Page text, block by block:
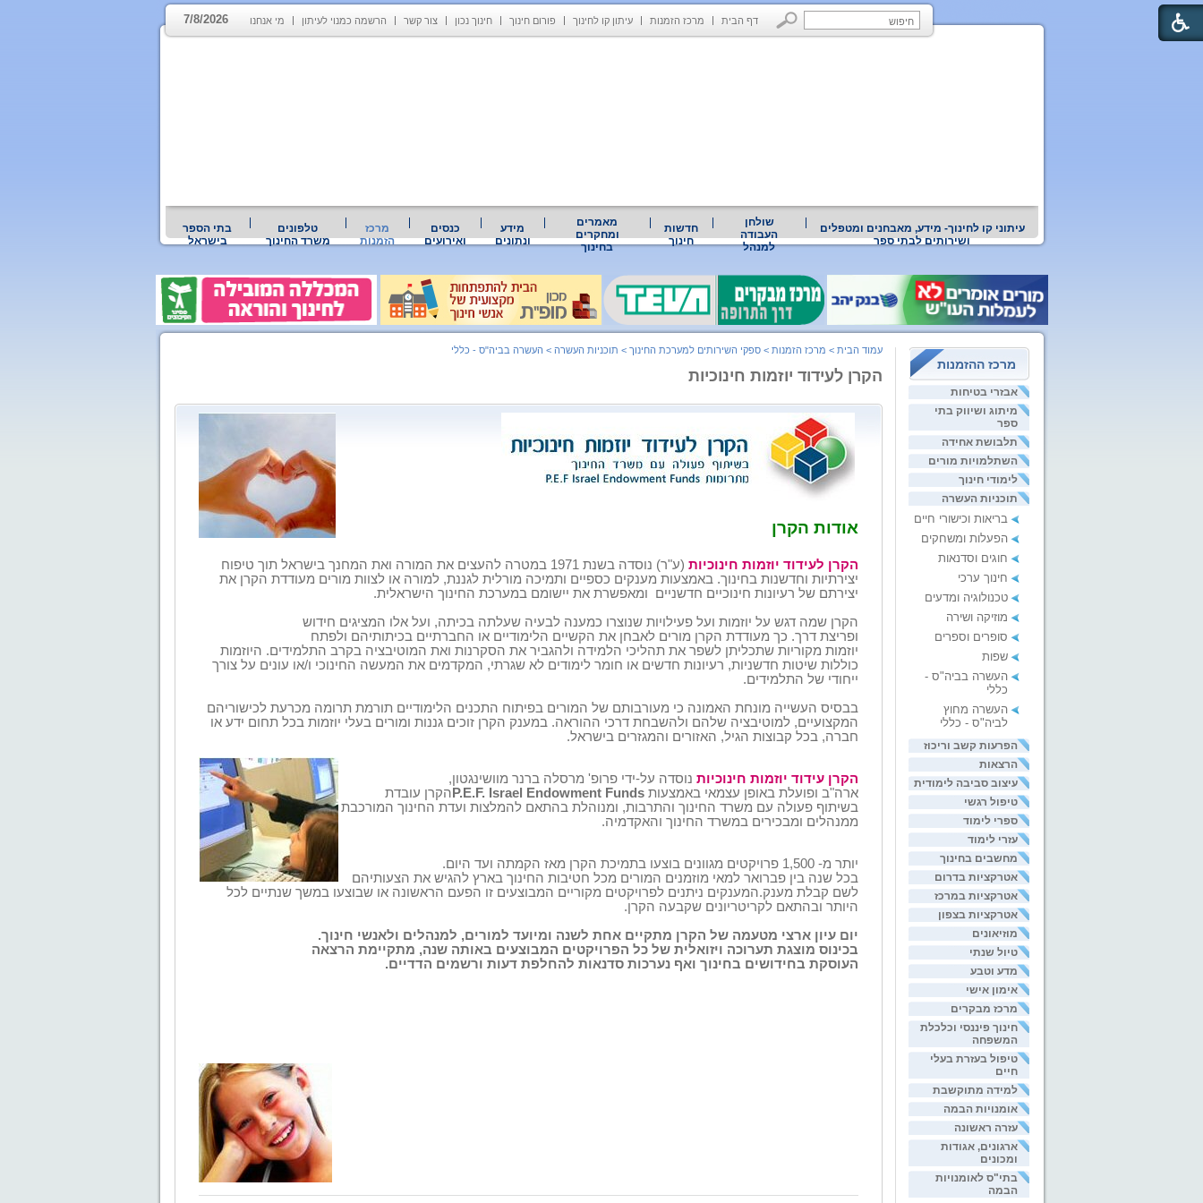
דף הבית מרכז הזמנות עיתון קו לחינוך פורום חינוך חינוך נכון צור קשר הרשמה כמנוי לעיתון מי אנחנו 7/8/2026
עיתוני קו לחינוך- מידע, מאבחנים ומטפלים
ושירותים לבתי ספר
שולחן
העבודה
למנהל
חדשות
חינוך
מאמרים
ומחקרים
בחינוך
מידע
ונתונים
כנסים
ואירועים
מרכז
הזמנות
טלפונים
משרד החינוך
בתי הספר
בישראל
מרכז ההזמנות
אבזרי בטיחות
מיתוג ושיווק בתי
ספר
תלבושת אחידה
השתלמויות מורים
לימודי חינוך
תוכניות העשרה
בריאות וכישורי חיים
הפעלות ומשחקים
חוגים וסדנאות
חינוך ערכי
טכנולוגיה ומדעים
מוזיקה ושירה
סופרים וספרים
שפות
העשרה בביה"ס -
כללי
העשרה מחוץ
לביה"ס - כללי
הפרעות קשב וריכוז
הרצאות
עיצוב סביבה לימודית
טיפול רגשי
ספרי לימוד
עזרי לימוד
מחשבים בחינוך
אטרקציות בדרום
אטרקציות במרכז
אטרקציות בצפון
מוזיאונים
טיול שנתי
מדע וטבע
אימון אישי
מרכז מבקרים
חינוך פיננסי וכלכלת
המשפחה
טיפול בעזרת בעלי
חיים
למידה מתוקשבת
אומנויות הבמה
עזרה ראשונה
ארגונים, אגודות
ומכונים
בתי"ס לאומנויות
הבמה
עמוד הבית > מרכז הזמנות > ספקי השירותים למערכת החינוך > תוכניות העשרה > העשרה בביה"ס - כללי
הקרן לעידוד יוזמות חינוכיות
אודות הקרן
הקרן לעידוד יוזמות חינוכיות (ע"ר) נוסדה בשנת 1971 במטרה להעצים את המורה ואת המחנך בישראל תוך טיפוח
יצירתיות וחדשנות בחינוך. באמצעות מענקים כספיים ותמיכה מורלית לגננת,למורה או לצוות מורים מעודדת הקרן את
יצירתם של רעיונות חינוכיים חדשניים ומאפשרת את יישומם במערכת החינוך הישראלית.
הקרן שמה דגש על יוזמות ועל פעילויות שנוצרו כמענה לבעיה שעלתה בכיתה, ועל אלו המציגים חידוש
ופריצת דרך. כך מעודדת הקרן מורים לאבחן את הקשיים הלימודיים או החברתיים בכיתותיהם ולפתח
יוזמות מקוריות שתכליתן לשפר את תהליכי הלמידה ולהגביראת הסקרנות ואת המוטיבציה בקרב התלמידים. היוזמות
כוללות שיטות חדשניות, רעיונות חדשים או חומר לימודים לא שגרתי, המקדמים את המעשה החינוכי ו/או עונים על צורך
ייחודישל התלמידים.
בבסיס העשייה מונחת האמונה כי מעורבותם של המורים בפיתוח התכנים הלימודיים תורמת תרומה מכרעת לכישוריהם
המקצועיים, למוטיבציה שלהם ולהשבחת דרכי ההוראה. במענק הקרן זוכים גננות ומורים בעלי יוזמות בכל תחום ידע או
חברה, בכל קבוצות הגיל, האזורים והמגזרים בישראל.
הקרן עידוד יוזמות חינוכיות נוסדה על-ידי פרופ' מרסלה ברנר מוושינגטון,
ארה"ב ופועלת באופן עצמאי באמצעותP.E.F. Israel Endowment Funds הקרן עובדת
בשיתוף פעולה עם משרד החינוך והתרבות, ומנוהלת בהתאם להמלצות ועדת החינוך המורכבת
ממנהלים ומבכירים במשרד החינוך והאקדמיה.
יותר מ- 1,500 פרויקטים מגוונים בוצעו בתמיכת הקרן מאז הקמתה ועד היום.
בכל שנה ביןפברואר למאי מוזמנים המורים מכל חטיבות החינוך בארץ להגיש את הצעותיהם
לשם קבלת מענק.המענקים ניתנים לפרויקטים מקוריים המבוצעים זו הפעם הראשונה או שבוצעו במשך שנתיים לכל
היותר ובהתאם לקריטריונים שקבעה הקרן.
יום עיון ארצי מטעמה של הקרן מתקיים אחת לשנה ומיועד למורים, למנהלים ולאנשי חינוך.
בכינוס מוצגת תערוכה ויזואלית של כל הפרויקטים המבוצעים באותה שנה, מתקיימת הרצאה
העוסקת בחידושים בחינוך ואף נערכות סדנאות להחלפת דעות ורשמים הדדיים.